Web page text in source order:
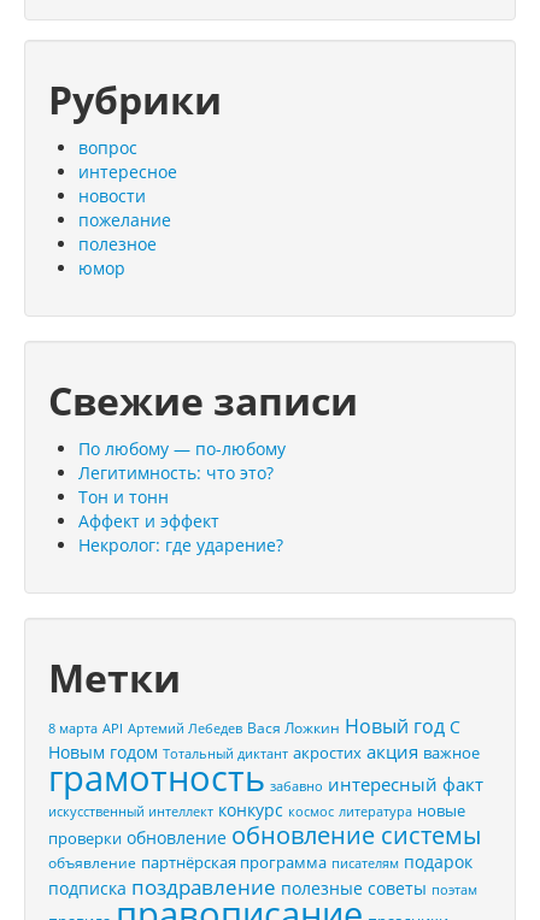
Рубрики
вопрос
интересное
новости
пожелание
полезное
юмор
Свежие записи
По любому — по-любому
Легитимность: что это?
Тон и тонн
Аффект и эффект
Некролог: где ударение?
Метки
8 марта API Артемий Лебедев Вася Ложкин Новый год С
Новым годом Тотальный диктант акростих акция важное
грамотность забавно интересный факт
искусственный интеллект конкурс космос литература новые
проверки обновление обновление системы
объявление партнёрская программа писателям подарок
подписка поздравление полезные советы поэтам